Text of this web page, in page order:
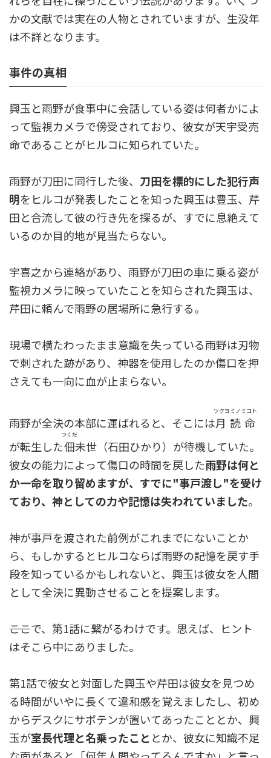
かの文献では実在の人物とされていますが、生没年
は不詳となります。
事件の真相
興玉と雨野が食事中に会話している姿は何者かによ
って監視カメラで傍受されており、彼女が天宇受売
命であることがヒルコに知られていた。
雨野が刀田に同行した後、 刀田を標的にした犯行声
明をヒルコが発表したことを知った興玉は豊玉、芹
田と合流して彼の行き先を探るが、すでに息絶えて
いるのか目的地が見当たらない。
宇喜之から連絡があり、雨野が刀田の車に乗る姿が
監視カメラに映っていたことを知らされた興玉は、
芹田に頼んで雨野の居場所に急行する。
現場で横たわったまま意識を失っている雨野は刃物
で刺された跡があり、神器を使用したのか傷口を押
さえても一向に血が止まらない。
雨野が全決の本部に運ばれると、そこには月読命
ツクヨミノミコト
が転生した佃
つくだ
未世（石田ひかり）が待機していた。
彼女の能力によって傷口の時間を戻した雨野は何と
か一命を取り留めますが、すでに"事戸渡し"を受け
ており、神としての力や記憶は失われていました。
神が事戸を渡された前例がこれまでにないことか
ら、もしかするとヒルコならば雨野の記憶を戻す手
段を知っているかもしれないと、興玉は彼女を人間
として全決に異動させることを提案します。
――ここで、第1話に繋がるわけです。思えば、ヒント
はそこら中にありました。
第1話で彼女と対面した興玉や芹田は彼女を見つめ
る時間がいやに長くて違和感を覚えましたし、初め
からデスクにサボテンが置いてあったこととか、興
玉が室長代理と名乗ったこと とか、彼女に知識不足